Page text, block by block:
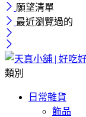
願望清單
最近瀏覽過的
類別
日常雜貨
飾品